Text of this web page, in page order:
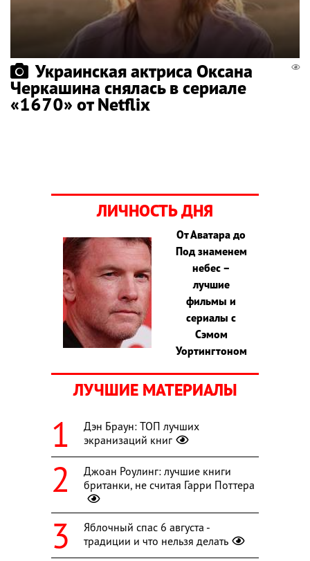
Украинская актриса Оксана
Черкашина снялась в сериале
«1670» от Netflix
ЛИЧНОСТЬ ДНЯ
От Аватара до
Под знаменем
небес –
лучшие
фильмы и
сериалы с
Сэмом
Уортингтоном
ЛУЧШИЕ МАТЕРИАЛЫ
Дэн Браун: ТОП лучших
экранизаций книг
Джоан Роулинг: лучшие книги
британки, не считая Гарри Поттера
Яблочный спас 6 августа -
традиции и что нельзя делать